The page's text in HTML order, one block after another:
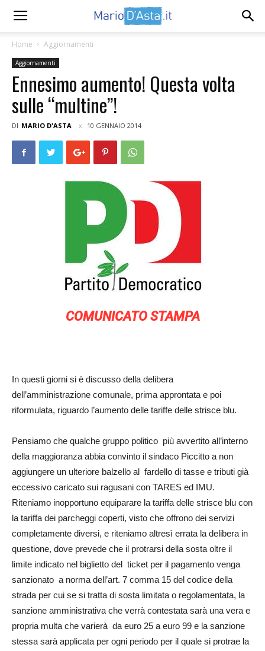
Home Aggiornamenti
Aggiornamenti
Ennesimo aumento! Questa volta
sulle “multine”!
DI MARIO D'ASTA 10 GENNAIO 2014
COMUNICATO STAMPA
In questi giorni si è discusso della delibera
dell’amministrazione comunale, prima approntata e poi
riformulata, riguardo l’aumento delle tariffe delle strisce blu.
Pensiamo che qualche gruppo politico più avvertito all’interno
della maggioranza abbia convinto il sindaco Piccitto a non
aggiungere un ulteriore balzello al fardello di tasse e tributi già
eccessivo caricato sui ragusani con TARES ed IMU.
Riteniamo inopportuno equiparare la tariffa delle strisce blu con
la tariffa dei parcheggi coperti, visto che offrono dei servizi
completamente diversi, e riteniamo altresì errata la delibera in
questione, dove prevede che il protrarsi della sosta oltre il
limite indicato nel biglietto del ticket per il pagamento venga
sanzionato a norma dell’art. 7 comma 15 del codice della
strada per cui se si tratta di sosta limitata o regolamentata, la
sanzione amministrativa che verrà contestata sarà una vera e
propria multa che varierà da euro 25 a euro 99 e la sanzione
stessa sarà applicata per ogni periodo per il quale si protrae la